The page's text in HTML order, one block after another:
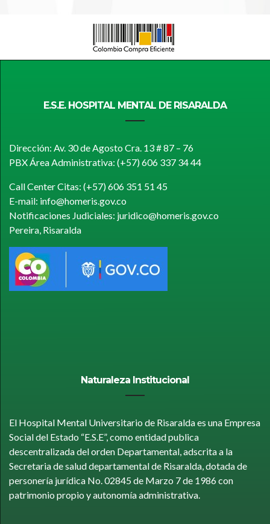
E.S.E. HOSPITAL MENTAL DE RISARALDA
Dirección: Av. 30 de Agosto Cra. 13 # 87 – 76
PBX Área Administrativa: (+57) 606 337 34 44
Call Center Citas: (+57) 606 351 51 45
E-mail: info@homeris.gov.co
Notificaciones Judiciales: juridico@homeris.gov.co
Pereira, Risaralda
Naturaleza Institucional
El Hospital Mental Universitario de Risaralda es una Empresa
Social del Estado “E.S.E”, como entidad publica
descentralizada del orden Departamental, adscrita a la
Secretaria de salud departamental de Risaralda, dotada de
personería jurídica No. 02845 de Marzo 7 de 1986 con
patrimonio propio y autonomía administrativa.